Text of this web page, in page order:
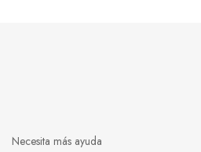
Necesita más ayuda